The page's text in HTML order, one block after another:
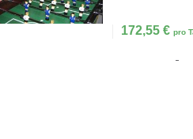
172,55 € pro